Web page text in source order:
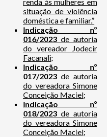
situação de violência
doméstica e familiar.”
Indicação nº
016/2023 de autoria
do vereador Jodecir
Facanali;
Indicação nº
017/2023 de autoria
do vereadora Simone
Conceição Maciel;
Indicação nº
018/2023 de autoria
do vereadora Simone
Conceição Maciel;